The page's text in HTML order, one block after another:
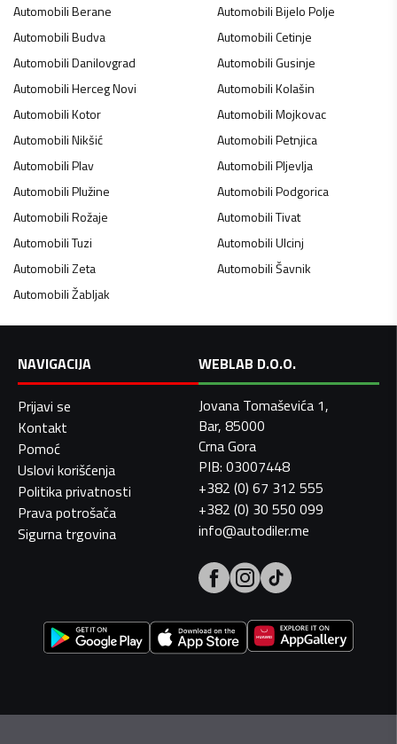
AutomobiliBerane AutomobiliBijelo Polje
AutomobiliBudva AutomobiliCetinje
AutomobiliDanilovgrad AutomobiliGusinje
AutomobiliHerceg Novi AutomobiliKolašin
AutomobiliKotor AutomobiliMojkovac
AutomobiliNikšić AutomobiliPetnjica
AutomobiliPlav AutomobiliPljevlja
AutomobiliPlužine AutomobiliPodgorica
AutomobiliRožaje AutomobiliTivat
AutomobiliTuzi AutomobiliUlcinj
AutomobiliZeta AutomobiliŠavnik
AutomobiliŽabljak
NAVIGACIJA
Prijavi se
Kontakt
Pomoć
Uslovi korišćenja
Politika privatnosti
Prava potrošača
Sigurna trgovina
WEBLAB D.O.O.
Jovana Tomaševića 1,
Bar, 85000
Crna Gora
PIB: 03007448
+382 (0) 67 312 555
+382 (0) 30 550 099
info@autodiler.me